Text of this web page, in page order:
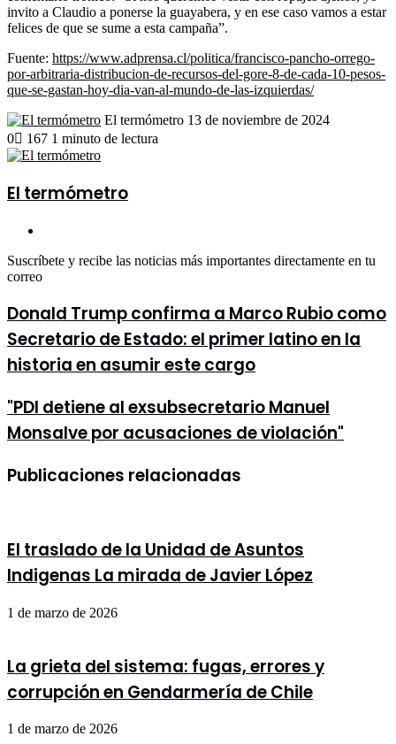
invito a Claudio a ponerse la guayabera, y en ese caso vamos a estar
felices de que se sume a esta campaña”.
Fuente: https://www.adprensa.cl/politica/francisco-pancho-orrego-
por-arbitraria-distribucion-de-recursos-del-gore-8-de-cada-10-pesos-
que-se-gastan-hoy-dia-van-al-mundo-de-las-izquierdas/
El termómetro Send
13 de noviembre de 2024
0
167 1 minuto de lectura
El termómetro
Suscríbete y recibe las noticias más importantes directamente en tu
correo
Donald
Trump
confirma
a
Marco
como
Secretario
de
el
primer
historia
en
asumir
cargo
Donald Trump confirma a Marco Rubio como
Secretario de Estado: el primer latino en la
historia en asumir este cargo
"PDI
detiene
al
Manuel
Monsalve
violación"
"PDI detiene al exsubsecretario Manuel
Monsalve por acusaciones de violación"
Publicaciones relacionadas
El traslado de la Unidad de Asuntos
Indigenas La mirada de Javier López
1 de marzo de 2026
La grieta del sistema: fugas, errores y
corrupción en Gendarmería de Chile
1 de marzo de 2026